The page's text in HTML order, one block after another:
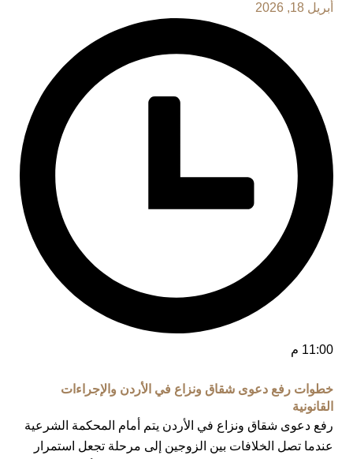
أبريل 18, 2026
11:00 م
خطوات رفع دعوى شقاق ونزاع في الأردن والإجراءات
القانونية
رفع دعوى شقاق ونزاع في الأردن يتم أمام المحكمة الشرعية
عندما تصل الخلافات بين الزوجين إلى مرحلة تجعل استمرار